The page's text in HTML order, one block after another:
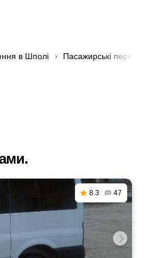
в Шполі Пасажирські
8.3 47